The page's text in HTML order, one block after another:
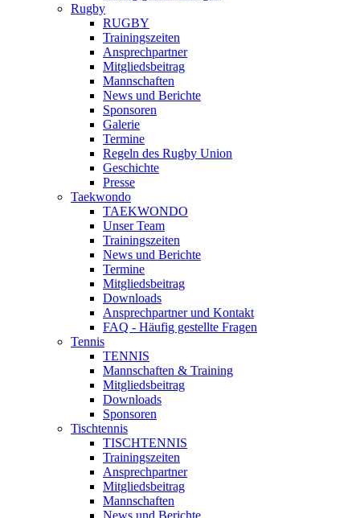
Rugby
RUGBY
Trainingszeiten
Ansprechpartner
Mitgliedsbeitrag
Mannschaften
News und Berichte
Sponsoren
Galerie
Termine
Regeln des Rugby Union
Geschichte
Presse
Taekwondo
TAEKWONDO
Unser Team
Trainingszeiten
News und Berichte
Termine
Mitgliedsbeitrag
Downloads
Ansprechpartner und Kontakt
FAQ - Häufig gestellte Fragen
Tennis
TENNIS
Mannschaften & Training
Mitgliedsbeitrag
Downloads
Sponsoren
Tischtennis
TISCHTENNIS
Trainingszeiten
Ansprechpartner
Mitgliedsbeitrag
Mannschaften
News und Berichte